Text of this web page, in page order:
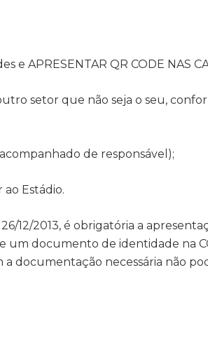
e APRESENTAR QR CODE NAS
setor que não seja o seu,
de responsável);
ao Estádio.
12/2013, é obrigatória a
um documento de identidade na
documentação necessária não